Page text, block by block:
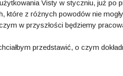
Visty w styczniu, już po
które z różnych powodów nie
w przyszłości będziemy
przedstawić, o czym